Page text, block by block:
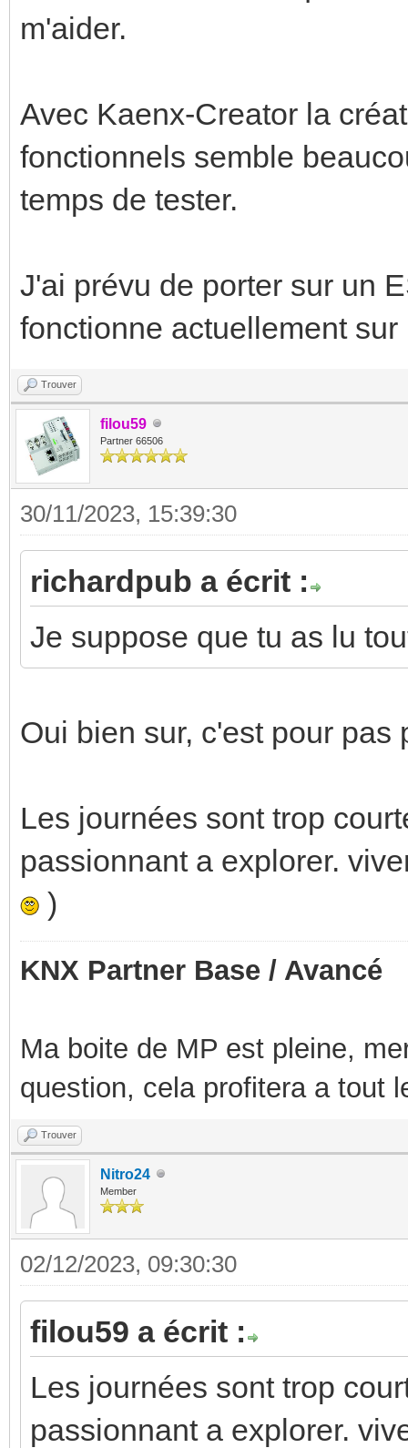
m'aider.
Avec Kaenx-Creator la
fonctionnels semble
temps de tester.
J'ai prévu de porter sur un
fonctionne actuellement
Trouver
filou59
Partner 66506
30/11/2023, 15:39:30
richardpub a écrit :
Je suppose que tu as lu
Oui bien sur, c'est pour
Les journées sont trop
passionnant a explorer.
)
KNX Partner Base / Avancé
Ma boite de MP est pleine,
question, cela profitera a tout
Trouver
Nitro24
Member
02/12/2023, 09:30:30
filou59 a écrit :
Les journées sont trop
passionnant a explorer.